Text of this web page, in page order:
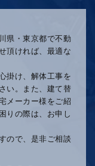
県・東京都で不動
頂ければ、最適な
掛け、 解体工事を
い。
また、建て替
メーカー様をご紹
りの際は、お申し
ので、是非ご相談